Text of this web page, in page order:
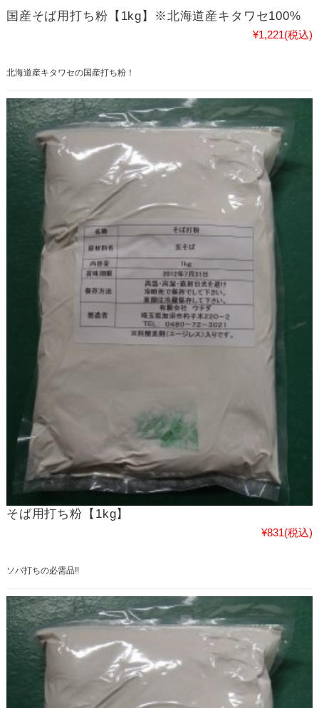
国産そば用打ち粉【1kg】※北海道産キタワセ100%
¥1,221(税込)
北海道産キタワセの国産打ち粉！
そば用打ち粉【1kg】
¥831(税込)
ソバ打ちの必需品!!